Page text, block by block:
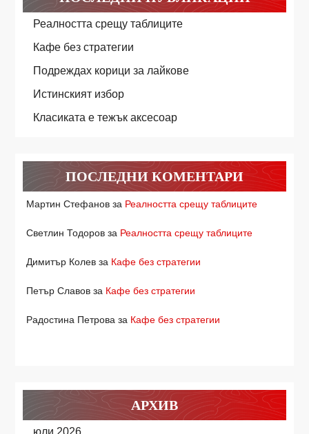
Реалността срещу таблиците
Кафе без стратегии
Подреждах корици за лайкове
Истинският избор
Класиката е тежък аксесоар
ПОСЛЕДНИ КОМЕНТАРИ
Мартин Стефанов за Реалността срещу таблиците
Светлин Тодоров за Реалността срещу таблиците
Димитър Колев за Кафе без стратегии
Петър Славов за Кафе без стратегии
Радостина Петрова за Кафе без стратегии
АРХИВ
юли 2026